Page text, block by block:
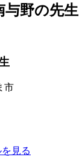
与野の先生
市
見る